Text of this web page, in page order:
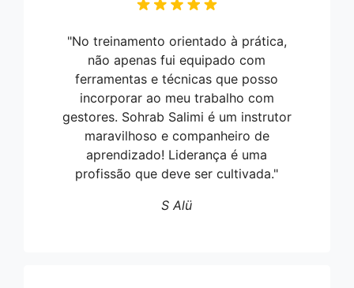
"No treinamento orientado à prática,
não apenas fui equipado com
ferramentas e técnicas que posso
incorporar ao meu trabalho com
gestores. Sohrab Salimi é um instrutor
maravilhoso e companheiro de
aprendizado! Liderança é uma
profissão que deve ser cultivada."
S Alü